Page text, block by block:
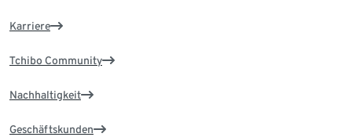
Karriere
Tchibo Community
Nachhaltigkeit
Geschäftskunden